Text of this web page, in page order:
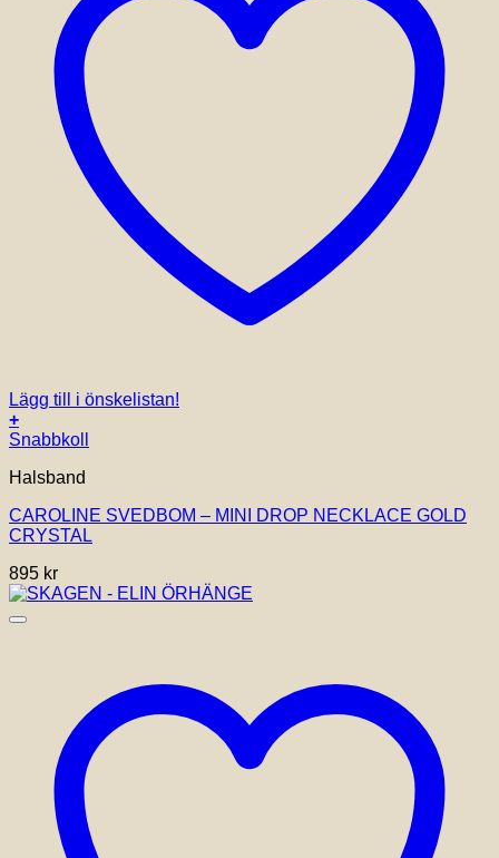
Lägg till i önskelistan!
+
Snabbkoll
Halsband
CAROLINE SVEDBOM – MINI DROP NECKLACE GOLD
CRYSTAL
895 kr